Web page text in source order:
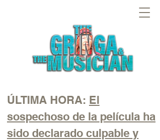
ÚLTIMA HORA: El
sospechoso de la película ha
sido declarado culpable y